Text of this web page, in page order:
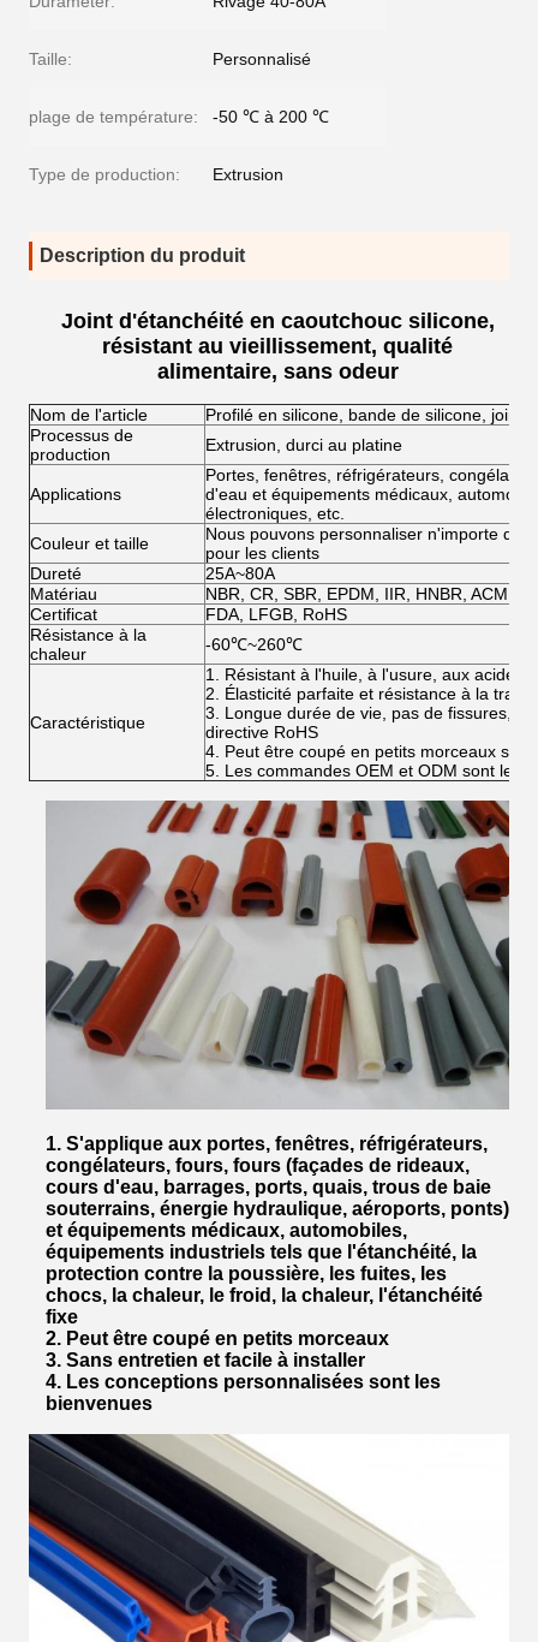
Taille: Personnalisé
plage de température: -50 ℃ à 200 ℃
Type de production: Extrusion
Description du produit
Joint d'étanchéité en caoutchouc silicone,
résistant au vieillissement, qualité
alimentaire, sans odeur
Nom de l'article
Profilé en silicone, bande de silicone, joint
Processus de
production
Extrusion, durci au platine
Applications
Portes, fenêtres, réfrigérateurs,
d'eau et équipements médicaux,
électroniques, etc.
Couleur et taille
Nous pouvons personnaliser n'importe
pour les clients
Dureté
25A~80A
Matériau
NBR, CR, SBR, EPDM, IIR, HNBR, ACM,
Certificat
FDA, LFGB, RoHS
Résistance à la
chaleur
-60℃~260℃
Caractéristique
1. Résistant à l'huile, à l'usure, aux acides
2. Élasticité parfaite et résistance à la
3. Longue durée de vie, pas de fissures,
directive RoHS
4. Peut être coupé en petits morceaux
5. Les commandes OEM et ODM sont les
1. S'applique aux portes, fenêtres, réfrigérateurs,
congélateurs, fours, fours (façades de rideaux,
cours d'eau, barrages, ports, quais, trous de baie
souterrains, énergie hydraulique, aéroports, ponts)
et équipements médicaux, automobiles,
équipements industriels tels que l'étanchéité, la
protection contre la poussière, les fuites, les
chocs, la chaleur, le froid, la chaleur, l'étanchéité
fixe
2. Peut être coupé en petits morceaux
3. Sans entretien et facile à installer
4. Les conceptions personnalisées sont les
bienvenues